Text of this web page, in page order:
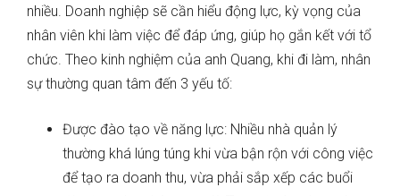
nhiều. Doanh nghiệp sẽ cần hiểu động lực, kỳ vọng của
nhân viên khi làm việc để đáp ứng, giúp họ gắn kết với tổ
chức. Theo kinh nghiệm của anh Quang, khi đi làm, nhân
sự thường quan tâm đến 3 yếu tố:
Được đào tạo về năng lực: Nhiều nhà quản lý
thường khá lúng túng khi vừa bận rộn với công việc
để tạo ra doanh thu, vừa phải sắp xếp các buổi